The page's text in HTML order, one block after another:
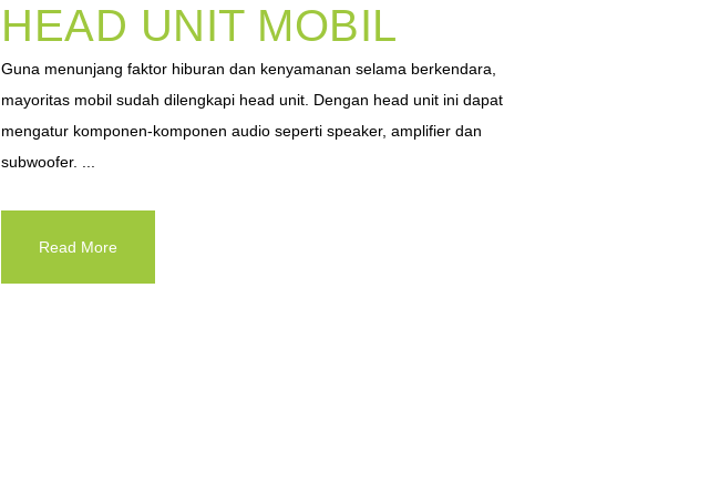
HEAD UNIT MOBIL
Guna menunjang faktor hiburan dan kenyamanan selama berkendara,
mayoritas mobil sudah dilengkapi head unit. Dengan head unit ini dapat
mengatur komponen-komponen audio seperti speaker, amplifier dan
subwoofer. ...
Read More